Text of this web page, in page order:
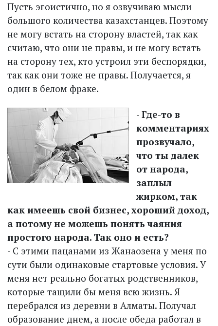
Пусть эгоистично, но я озвучиваю мысли
большого количества казахстанцев. Поэтому
не могу встать на сторону властей, так как
считаю, что они не правы, и не могу встать
на сторону тех, кто устроил эти беспорядки,
так как они тоже не правы. Получается, я
один в белом фраке.
- Где-то в
комментариях
прозвучало,
что ты далек
от народа,
заплыл
жирком, так
как имеешь свой бизнес, хороший доход,
а потому не можешь понять чаяния
простого народа. Так оно и есть?
- С этими пацанами из Жанаозена у меня по
сути были одинаковые стартовые условия. У
меня нет реально богатых родственников,
которые тащили бы меня всю жизнь. Я
перебрался из деревни в Алматы. Получал
образование днем, а после обеда работал в